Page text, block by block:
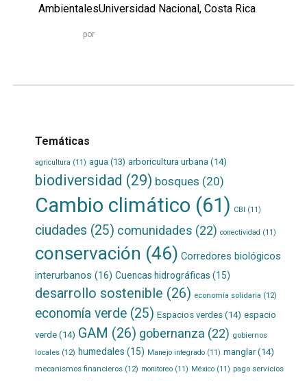
AmbientalesUniversidad Nacional, Costa Rica
por
Temáticas
agricultura (11) agua (13) arboricultura urbana (14)
biodiversidad (29) bosques (20)
Cambio climático (61) CBI (11)
ciudades (25) comunidades (22) conectividad (11)
conservación (46) Corredores biológicos
interurbanos (16) Cuencas hidrográficas (15)
desarrollo sostenible (26) economía solidaria (12)
economía verde(25) Espacios verdes(14) espacio
verde(14) GAM (26) gobernanza (22) gobiernos
locales(12) humedales (15) Manejo integrado(11) manglar(14)
mecanismos financieros(12) monitoreo(11) México(11) pago servicios